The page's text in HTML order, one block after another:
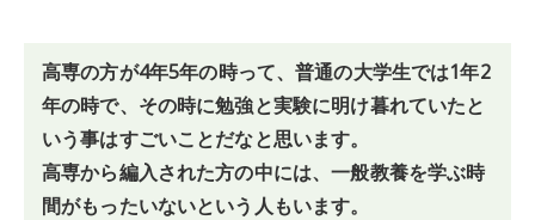
高専の方が4年5年の時って、普通の大学生では1年2
年の時で、その時に勉強と実験に明け暮れていたと
いう事はすごいことだなと思います。
高専から編入された方の中には、一般教養を学ぶ時
間がもったいないという人もいます。